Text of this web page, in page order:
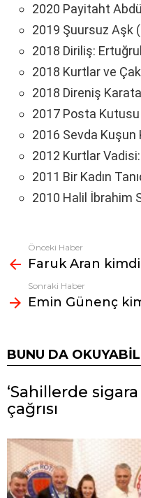
2020 Payitaht
2019 Şuursuz Aşk
2018 Diriliş:
2018 Kurtlar ve
2018 Direniş
2017 Posta Kutusu
2016 Sevda Kuşun
2012 Kurtlar
2011 Bir Kadın
2010 Halil İbrahim
Fazlasına
bak
Önceki Haber
Faruk Aran
Sonraki Haber
Emin Günenç
BUNU DA
‘Sahillerde
çağrısı